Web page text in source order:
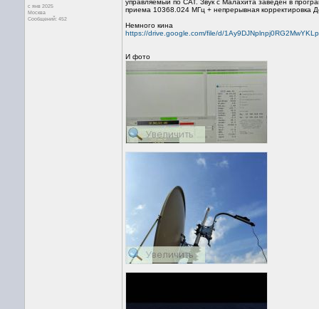
с янв 2025
Москва
Сообщений: 452
управляемый по САТ. Звук с Малахита заведен в
приема 10368.024 МГц + непрерывная корректировка
Немного кина
https://drive.google.com/file/d/
И фото